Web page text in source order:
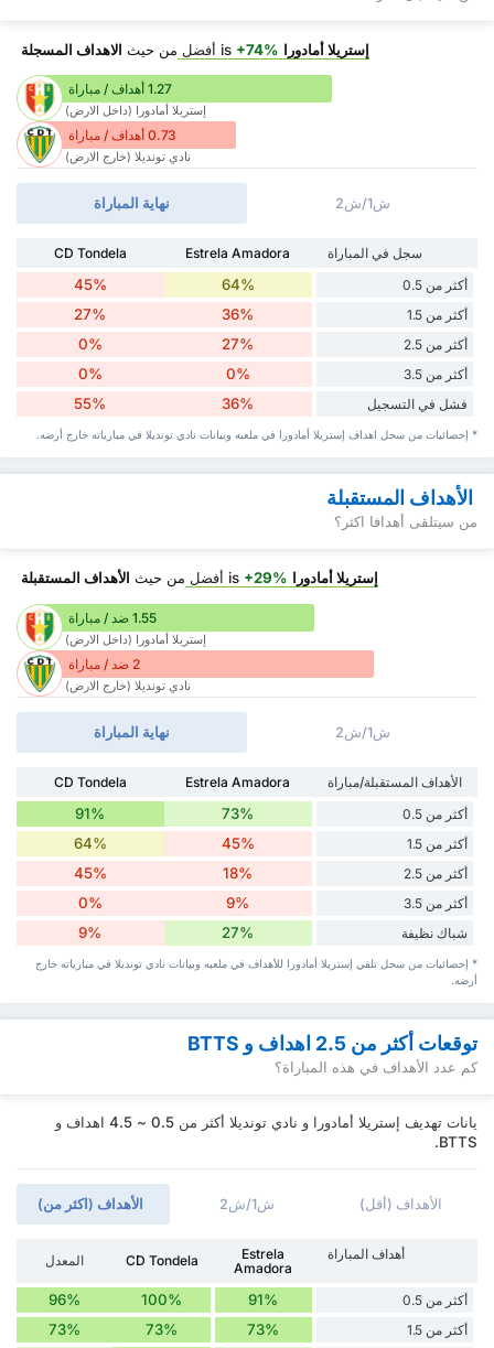
إستريلا أمادورا +74% أفضل من حيث الاهداف المسجلة
1.27 أهداف / مباراة
إستريلا أمادورا (داخل الارض)
0.73 أهداف / مباراة
نادي تونديلا (خارج الارض)
نهاية المباراة ش1/ش2
سجل في المباراة Estrela Amadora
CD Tondela
أكثر من 0.5
64%
45%
أكثر من 1.5 36%
27%
أكثر من 2.5 27%
0%
أكثر من 3.5 0%
0%
فشل في التسجيل 36%
55%
* إحصائيات من سجل اهداف إستريلا أمادورا في ملعبه وبيانات نادي تونديلا في مبارياته خارج أرضه.
الأهداف المستقبلة
من سيتلقى أهدافا اكثر؟
إستريلا أمادورا +29% أفضل من حيث الأهداف المستقبلة
1.55 ضد / مباراة
إستريلا أمادورا (داخل الارض)
2 ضد / مباراة
نادي تونديلا (خارج الارض)
نهاية المباراة ش1/ش2
الأهداف المستقبلة/مباراة Estrela Amadora
CD Tondela
أكثر من 0.5
73%
91%
أكثر من 1.5 45%
64%
أكثر من 2.5 18%
45%
أكثر من 3.5 9%
0%
شباك نظيفة 27%
9%
* إحصائيات من سجل تلقي إستريلا أمادورا للأهداف في ملعبه وبيانات نادي تونديلا في مبارياته خارج
أرضه.
توقعات أكثر من 2.5 اهداف و BTTS
كم عدد الأهداف في هذه المباراة؟
يانات تهديف إستريلا أمادورا و نادي تونديلا أكثر من 0.5 ~ 4.5 اهداف و
BTTS.
الأهداف (اكثر من) ش1/ش2 الأهداف (أقل)
أهداف المباراة
Estrela
Amadora
CD Tondela المعدل
أكثر من 0.5 91%
100%
96%
أكثر من 1.5 73%
73%
73%